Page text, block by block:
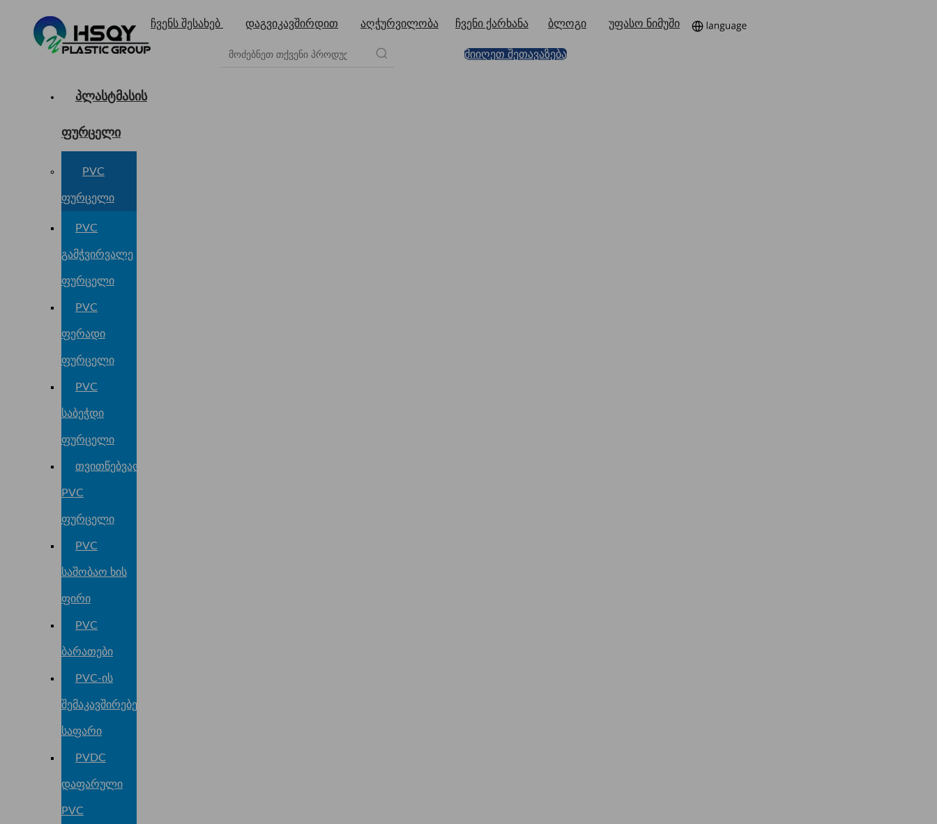
ჩვენს შესახებ დაგვიკავშირდით აღჭურვილობა ჩვენი ქარხანა ბლოგი უფასო ნიმუში
მიიღეთ შეთავაზება
პლასტმასის
ფურცელი
PVC
ფურცელი
PVC
გამჭვირვალე
ფურცელი
PVC
ფერადი
ფურცელი
PVC
საბეჭდი
ფურცელი
თვითწებვადი
PVC
ფურცელი
PVC
საშობაო ხის
ფირი
PVC
ბარათები
PVC-ის
შემაკავშირებელი
საფარი
PVDC
დაფარული
PVC